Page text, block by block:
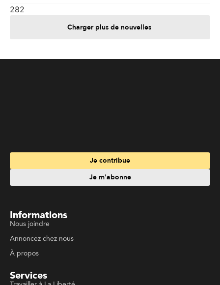
282
Charger plus de nouvelles
Informations
Services
Travailler à La Liberté
Emplois en français